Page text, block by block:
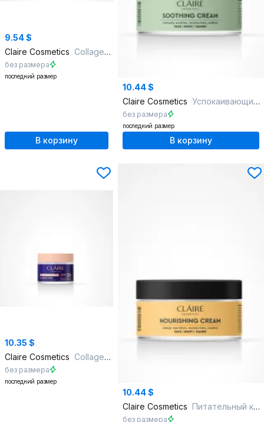
9.54 $
Claire Cosmetics Collagen Active Pro Дневной крем 35+
без размера
последний размер
В корзину
10.44 $
Claire Cosmetics Успокаивающий крем для лица, тела и рук SOOTHING CREAM
без размера
последний размер
В корзину
10.35 $
Claire Cosmetics Collagen Active Pro Дневной крем SPF 20
без размера
последний размер
10.44 $
Claire Cosmetics Питательный крем для лица, тела и рук NOURISHING CREAM
без размера